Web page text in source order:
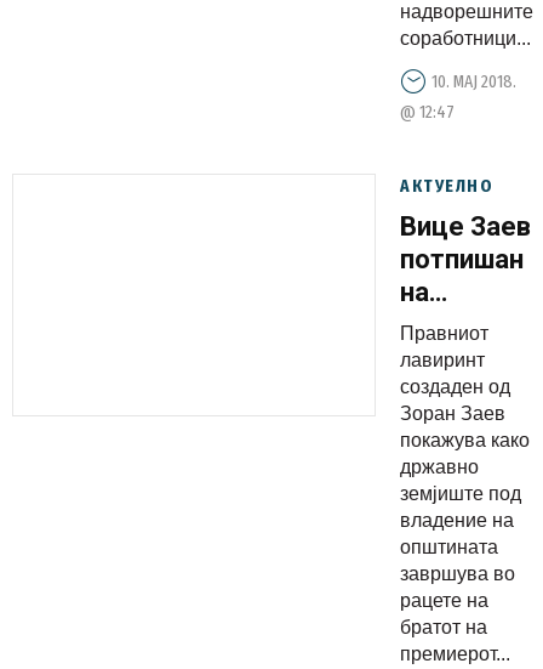
надворешните
соработници...
10. МАЈ 2018.
@ 12:47
АКТУЕЛНО
Вице Заев
потпишан
на
договорот
за
кое го
продал
Зоран
Заев,
бизнисот
со
парцелите
е околу 2
Правниот
лавиринт
создаден од
Зоран Заев
покажува како
државно
земјиште под
владение на
општината
завршува во
рацете на
братот на
премиерот...